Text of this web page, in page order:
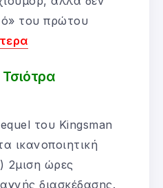
του πρώτου
του Kingsman
ικανοποιητική
2μιση ώρες
διασκέδασης.